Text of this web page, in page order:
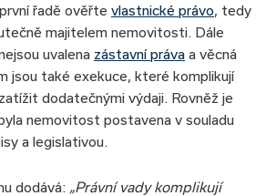
řadě ověřte vlastnické právo , tedy
majitelem nemovitosti. Dále
uvalena zástavní práva a věcná
jsou také exekuce, které komplikují
dodatečnými výdaji. Rovněž je
nemovitost postavena v souladu
a legislativou.
dodává: „Právní vady komplikují